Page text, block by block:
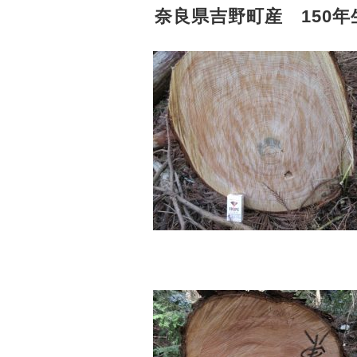
奈良県吉野町産 150年